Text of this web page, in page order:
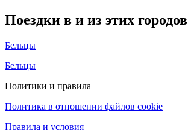
Поездки в и из этих городов
Бельцы
Бельцы
Политики и правила
Политика в отношении файлов cookie
Правила и условия